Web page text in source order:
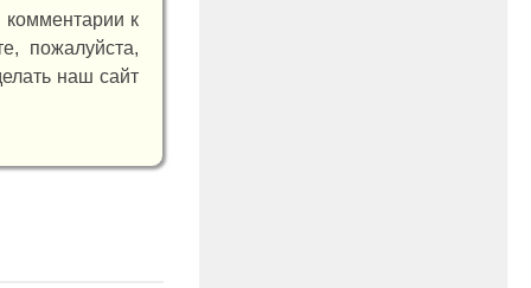
к
пожалуйста,
наш сайт